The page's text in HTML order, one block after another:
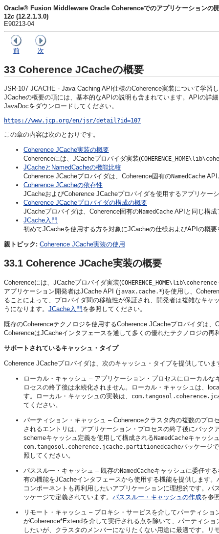
Oracle® Fusion Middleware Oracle Coherenceでのアプリケーションの
12c (12.2.1.3.0)
E90213-04
前 次
33 Coherence JCacheの概要
JSR-107 JCACHE - Java Caching API仕様のCoherence実装について学習
JCacheの概要の項には、基本的なAPIの説明も含まれています。APIの詳
JavaDocをダウンロードしてください。
https://www.jcp.org/en/jsr/detail?id=107
この章の内容は次のとおりです。
Coherence JCache実装の概要
Coherenceには、JCacheプロバイダ実装(
JCacheとNamedCacheの機能比較
Coherence JCacheプロバイダは、Coherence固有のNamedCache API
Coherence JCacheの依存性
JCacheおよびCoherence JCacheプロバイダを使用するアプリケ
Coherence JCacheプロバイダの構成の概要
JCacheプロバイダは、Coherence固有のNamedCache APIと同じ構成
JCache入門
初めてJCacheを使用する方を対象にJCacheの仕様およびAPIの概
親トピック: Coherence JCache実装の使用
33.1 Coherence JCache実装の概要
Coherenceには、JCacheプロバイダ実装(
アプリケーション開発者はJCache API (javax.cache.*)を使用し、
ることによって、プロバイダ間の移植性が保証され、開発者は複雑なキ
うになります。 JCache入門を参照してください。
既存のCoherenceテクノロジを使用するCoherence JCacheプロバイダは、
CoherenceはJCacheインタフェースを通して多くの優れたテクノロジの再
サポートされているキャッシュ・タイプ
Coherence JCacheプロバイダは、次のキャッシュ・タイプを提供していま
ローカル・キャッシュ – アプリケーション・プロセスにローカル
ロセスの終了後は永続化されません。ローカル・キャッシュは、
す。ローカル・キャッシュの実装は、
てください。
パーティション・キャッシュ – Coherenceクラスタ内の複数のプ
されるエントリは、アプリケーション・プロセスの終了後にバッ
schemeキャッシュ定義を使用して構成されるNamedCacheキャッシ
com.tangosol.coherence.jcache.partitionedcacheパッケージ
照してください。
パススルー・キャッシュ – 既存のNamedCacheキャッシュに委任す
有の機能をJCacheインタフェースから使用する機能を提供します
コンポーネントも再利用したいアプリケーションに理想的です。パ
ッケージで定義されています。 パススルー・キャッシュの作成を参
リモート・キャッシュ – プロキシ・サービスを介してパーティシ
がCoherence*Extendを介して実行される点を除いて、パーティシ
したいが、クラスタのメンバーになりたくない用途に最適です。リ